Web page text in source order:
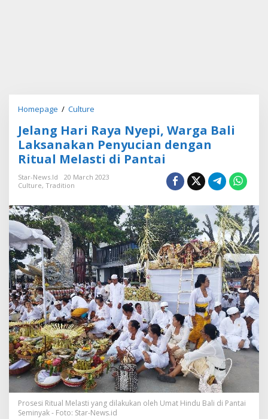
Homepage / Culture
l
a
n
g
H
i
R
a
y
a
N
y
e
p
i
,
W
a
r
g
a
B
a
l
i
Jelang Hari Raya Nyepi, Warga Bali
Laksanakan Penyucian dengan
Ritual Melasti di Pantai
Star-News.id
20 March 2023
Culture, Tradition
Prosesi Ritual Melasti yang dilakukan oleh Umat Hindu Bali di Pantai
Seminyak - Foto: Star-News.id